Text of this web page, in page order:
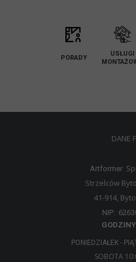
USŁUGI
PORADY
SOBOTA
PONIEDZIAŁEK -
Artformer
Strzelców
41-914,
NIP:
DANE